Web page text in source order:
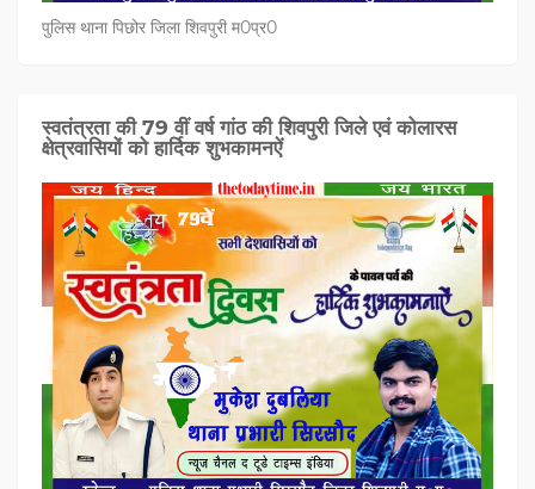
पुलिस थाना पिछोर जिला शिवपुरी म0प्र0
स्वतंत्रता की 79 वीं वर्ष गांठ की शिवपुरी जिले एवं कोलारस
क्षेत्रवासियों को हार्दिक शुभकामनऐं